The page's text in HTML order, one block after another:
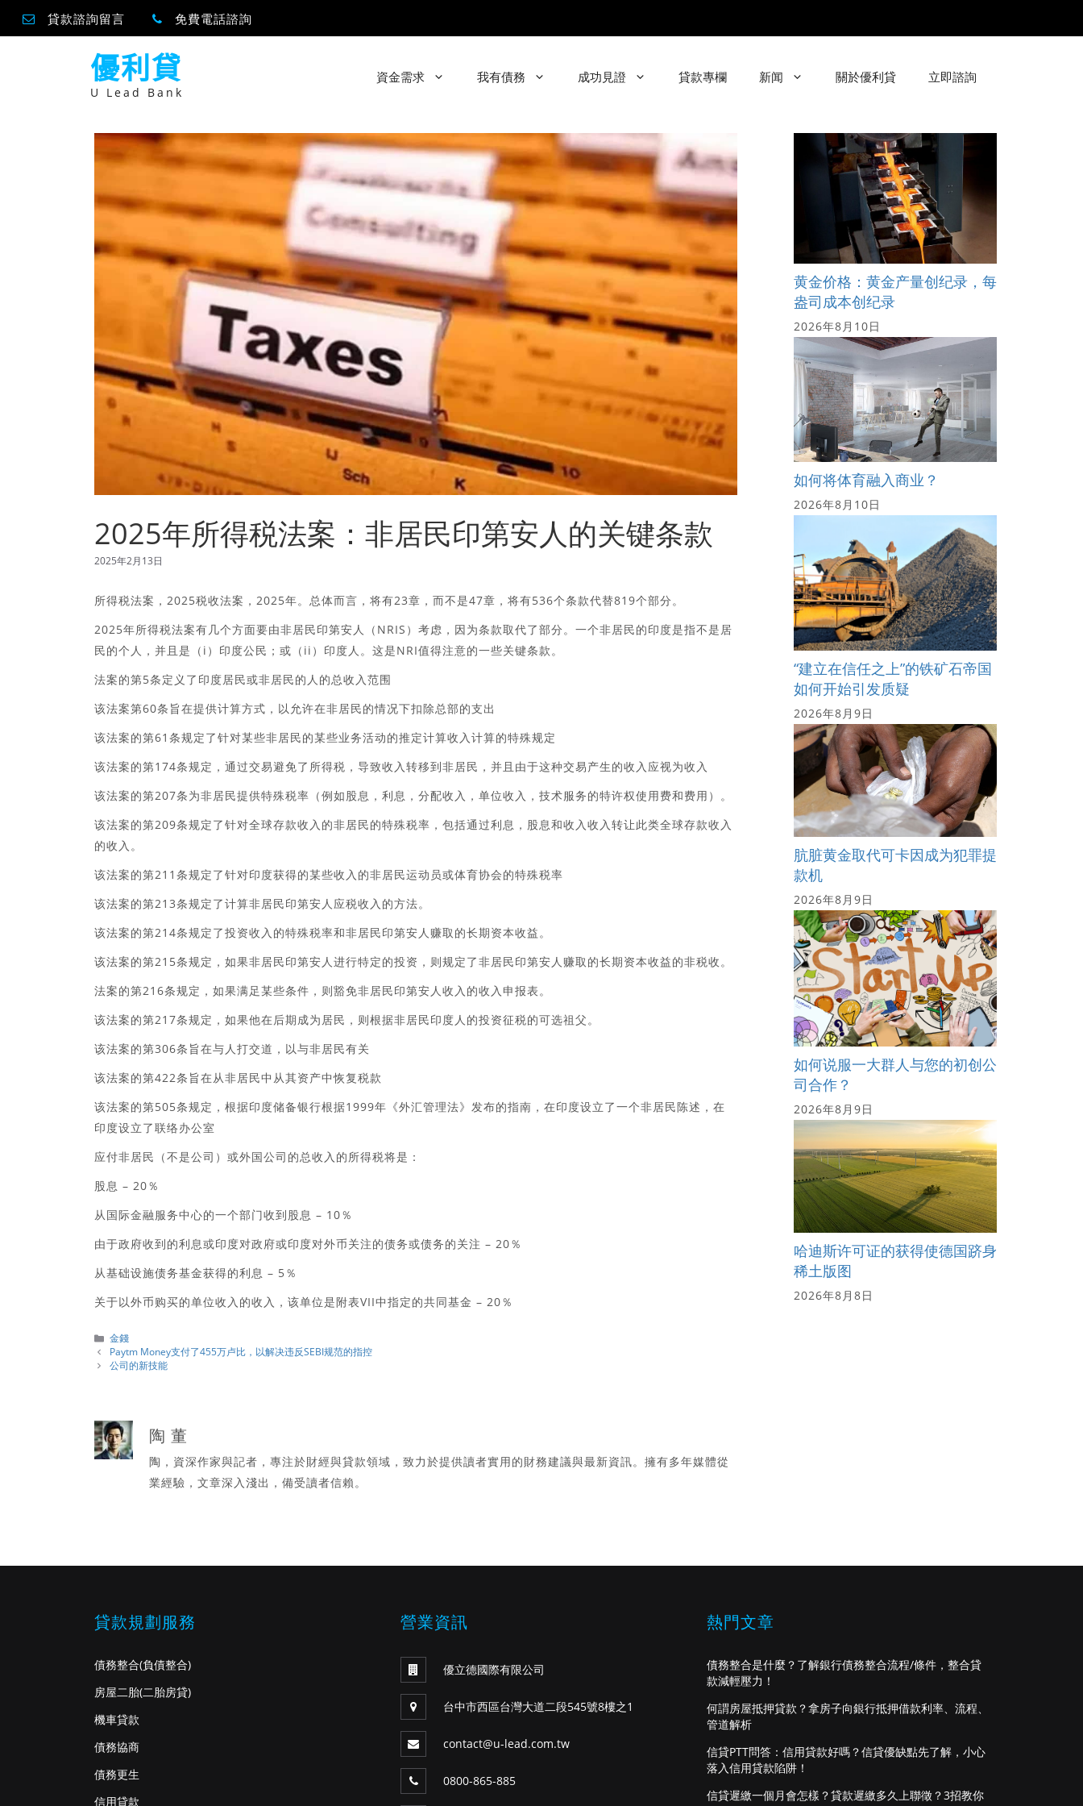
貸款諮詢留言 免費電話諮詢
優利貸
U Lead Bank
資金需求 我有債務 成功見證 貸款專欄 新闻 關於優利貸 立即諮詢
2025年所得税法案：非居民印第安人的关键条款
2025年2月13日
所得税法案，2025税收法案，2025年。总体而言，将有23章，而不是47章，将有536个条款代替819个部分。
2025年所得税法案有几个方面要由非居民印第安人（NRIS）考虑，因为条款取代了部分。一个非居民的印度是指不是居
民的个人，并且是（i）印度公民；或（ii）印度人。这是NRI值得注意的一些关键条款。
法案的第5条定义了印度居民或非居民的人的总收入范围
该法案第60条旨在提供计算方式，以允许在非居民的情况下扣除总部的支出
该法案的第61条规定了针对某些非居民的某些业务活动的推定计算收入计算的特殊规定
该法案的第174条规定，通过交易避免了所得税，导致收入转移到非居民，并且由于这种交易产生的收入应视为收入
该法案的第207条为非居民提供特殊税率（例如股息，利息，分配收入，单位收入，技术服务的特许权使用费和费用）。
该法案的第209条规定了针对全球存款收入的非居民的特殊税率，包括通过利息，股息和收入收入转让此类全球存款收入
的收入。
该法案的第211条规定了针对印度获得的某些收入的非居民运动员或体育协会的特殊税率
该法案的第213条规定了计算非居民印第安人应税收入的方法。
该法案的第214条规定了投资收入的特殊税率和非居民印第安人赚取的长期资本收益。
该法案的第215条规定，如果非居民印第安人进行特定的投资，则规定了非居民印第安人赚取的长期资本收益的非税收。
法案的第216条规定，如果满足某些条件，则豁免非居民印第安人收入的收入申报表。
该法案的第217条规定，如果他在后期成为居民，则根据非居民印度人的投资征税的可选祖父。
该法案的第306条旨在与人打交道，以与非居民有关
该法案的第422条旨在从非居民中从其资产中恢复税款
该法案的第505条规定，根据印度储备银行根据1999年《外汇管理法》发布的指南，在印度设立了一个非居民陈述，在
印度设立了联络办公室
应付非居民（不是公司）或外国公司的总收入的所得税将是：
股息 – 20％
从国际金融服务中心的一个部门收到股息 – 10％
由于政府收到的利息或印度对政府或印度对外币关注的债务或债务的关注 – 20％
从基础设施债务基金获得的利息 – 5％
关于以外币购买的单位收入的收入，该单位是附表VII中指定的共同基金 – 20％
分
類
金錢
Paytm Money支付了455万卢比，以解决违反SEBI规范的指控
公司的新技能
陶 董
陶，資深作家與記者，專注於財經與貸款領域，致力於提供讀者實用的財務建議與最新資訊。擁有多年媒體從
業經驗，文章深入淺出，備受讀者信賴。
黄金价格：黄金产量创纪录，每
盎司成本创纪录
2026年8月10日
如何将体育融入商业？
2026年8月10日
“建立在信任之上”的铁矿石帝国
如何开始引发质疑
2026年8月9日
肮脏黄金取代可卡因成为犯罪提
款机
2026年8月9日
如何说服一大群人与您的初创公
司合作？
2026年8月9日
哈迪斯许可证的获得使德国跻身
稀土版图
2026年8月8日
貸款規劃服務
債務整合(負債整合)
房屋二胎(二胎房貸)
機車貸款
債務協商
債務更生
信用貸款
營業資訊
優立德國際有限公司
台中市西區台灣大道二段545號8樓之1
contact@u-lead.com.tw
0800-865-885
熱門文章
債務整合是什麼？了解銀行債務整合流程/條件，整合貸
款減輕壓力！
何謂房屋抵押貸款？拿房子向銀行抵押借款利率、流程、
管道解析
信貸PTT問答：信用貸款好嗎？信貸優缺點先了解，小心
落入信用貸款陷阱！
信貸遲繳一個月會怎樣？貸款遲繳多久上聯徵？3招教你